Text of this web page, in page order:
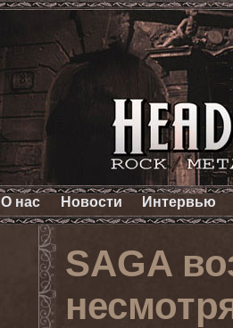
О нас Новости Интервью
SAGA